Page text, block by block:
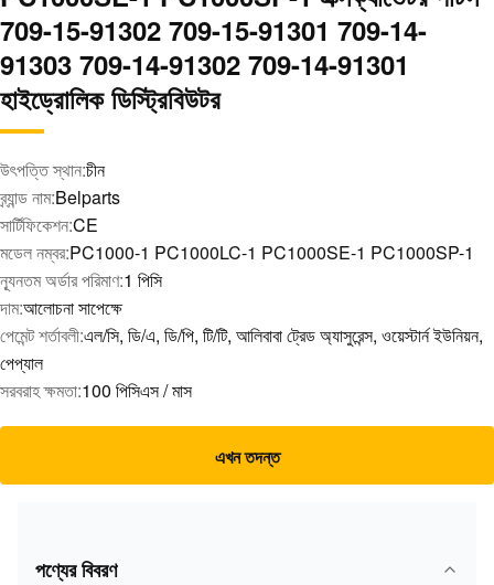
709-15-91302 709-15-91301 709-14-
91303 709-14-91302 709-14-91301
হাইড্রোলিক ডিস্ট্রিবিউটর
উৎপত্তি স্থান:চীন
ব্র্যান্ড নাম:Belparts
সার্টিফিকেশন:CE
মডেল নম্বর:PC1000-1 PC1000LC-1 PC1000SE-1 PC1000SP-1
ন্যূনতম অর্ডার পরিমাণ:1 পিসি
দাম:আলোচনা সাপেক্ষে
পেমেন্ট শর্তাবলী:এল/সি, ডি/এ, ডি/পি, টি/টি, আলিবাবা ট্রেড অ্যাসুরেন্স, ওয়েস্টার্ন ইউনিয়ন,
পেপ্যাল
সরবরাহ ক্ষমতা:100 পিসিএস / মাস
এখন তদন্ত
পণ্যের বিবরণ